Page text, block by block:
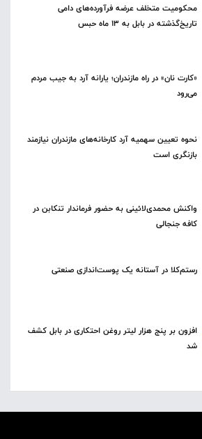
محکومیت متخلف عرضه فرآورده‌های دامی
تاریخ‌گذشته در بابل به ۱۳ ماه حبس
«کارت نان» در راه مازندران؛ یارانه آرد به جیب مردم
می‌رود
نحوه تعیین سهمیه آرد کارخانه‌های مازندران نیازمند
بازنگری است
واکنش محمدی‌لائینی به حضور فرماندار تنکابن در
کافه جنجالی
رستم‌کلا در آستانه یک پوست‌اندازی صنعتی
افزون بر پنج هزار لیتر روغن احتکاری در بابل کشف
شد